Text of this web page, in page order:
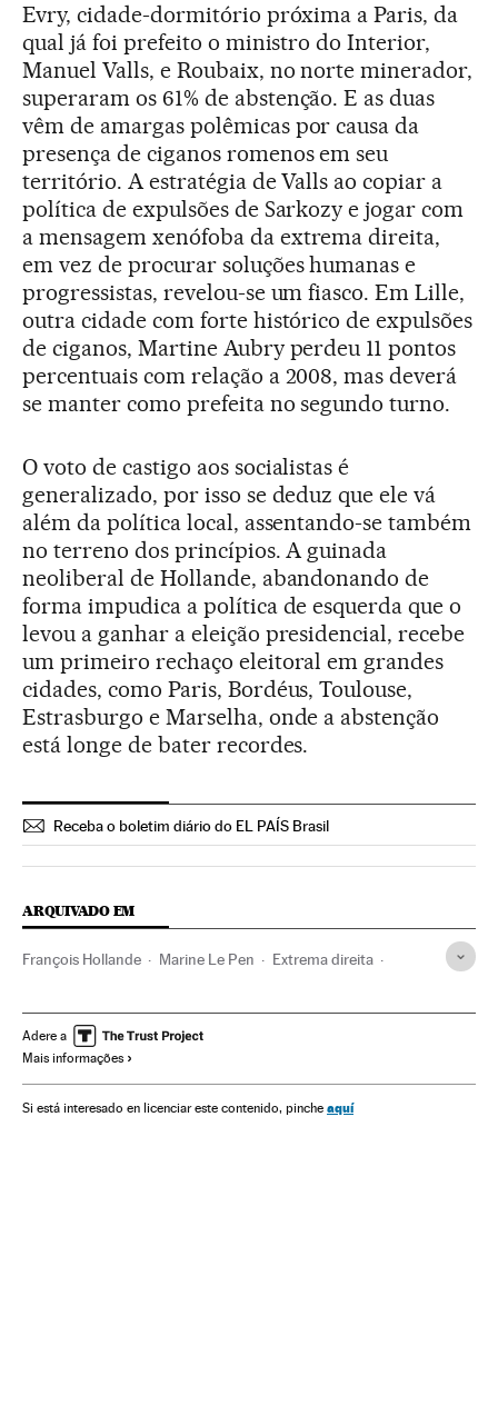
Evry, cidade-dormitório próxima a Paris, da
qual já foi prefeito o ministro do Interior,
Manuel Valls, e Roubaix, no norte minerador,
superaram os 61% de abstenção. E as duas
vêm de amargas polêmicas por causa da
presença de ciganos romenos em seu
território. A estratégia de Valls ao copiar a
política de expulsões de Sarkozy e jogar com
a mensagem xenófoba da extrema direita,
em vez de procurar soluções humanas e
progressistas, revelou-se um fiasco. Em Lille,
outra cidade com forte histórico de expulsões
de ciganos, Martine Aubry perdeu 11 pontos
percentuais com relação a 2008, mas deverá
se manter como prefeita no segundo turno.
O voto de castigo aos socialistas é
generalizado, por isso se deduz que ele vá
além da política local, assentando-se também
no terreno dos princípios. A guinada
neoliberal de Hollande, abandonando de
forma impudica a política de esquerda que o
levou a ganhar a eleição presidencial, recebe
um primeiro rechaço eleitoral em grandes
cidades, como Paris, Bordéus, Toulouse,
Estrasburgo e Marselha, onde a abstenção
está longe de bater recordes.
Receba o boletim diário do EL PAÍS Brasil
ARQUIVADO EM
François Hollande Marine Le Pen Extrema direita
Europa Política
Adere a
Mais informações
Si está interesado en licenciar este contenido, pinche aquí